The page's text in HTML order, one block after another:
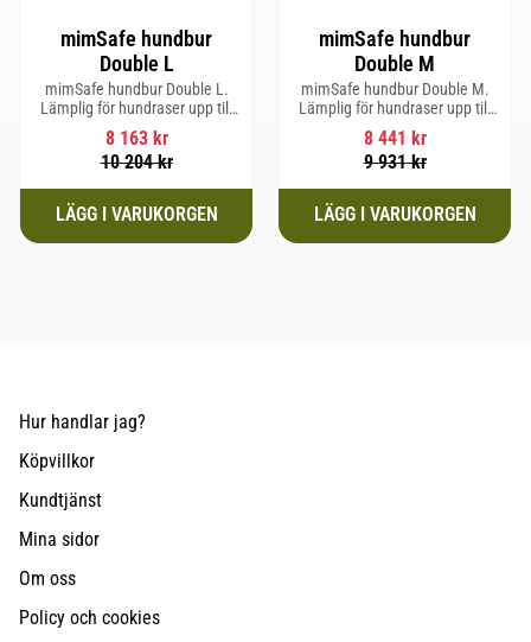
mimSafe hundbur
Double L
mimSafe hundbur Double L.
Lämplig för hundraser upp till
58 cm i mankhöjd.
8 163kr
10 204kr
mimSafe hundbur
Double M
mimSafe hundbur Double M.
Lämplig för hundraser upp till
58 cm i mankhöjd.
8 441 kr
9 931kr
Hur handlar jag?
Köpvillkor
Kundtjänst
Mina sidor
Om oss
Policy och cookies